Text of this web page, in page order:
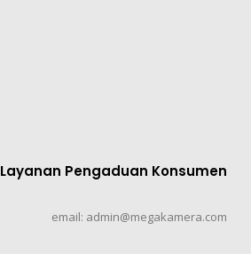
Layanan Pengaduan Konsumen
email: admin@megakamera.com